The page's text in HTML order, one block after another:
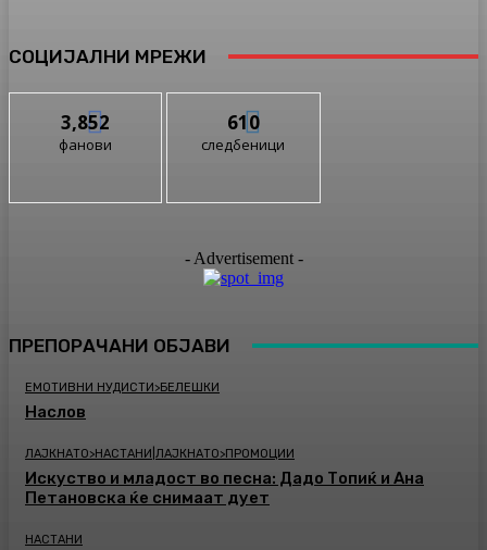
СОЦИЈАЛНИ МРЕЖИ
3,852
фанови
610
следбеници
- Advertisement -
ПРЕПОРАЧАНИ ОБЈАВИ
ЕМОТИВНИ НУДИСТИ>БЕЛЕШКИ
Наслов
ЛАЈКНАТО>НАСТАНИ|ЛАЈКНАТО>ПРОМОЦИИ
Искуство и младост во песна: Дадо Топиќ и Ана
Петановска ќе снимаат дует
НАСТАНИ